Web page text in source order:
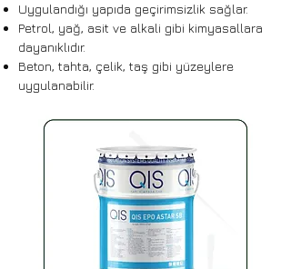
Uygulandığı yapıda geçirimsizlik sağlar.
Petrol, yağ, asit ve alkali gibi kimyasallara
dayanıklıdır.
Beton, tahta, çelik, taş gibi yüzeylere
uygulanabilir.